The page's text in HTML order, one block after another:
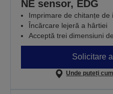
NE sensor, EDG
Imprimare de chitanțe de
Încărcare lejeră a hârtiei
Acceptă trei dimensiuni
Solicitare
Unde puteți